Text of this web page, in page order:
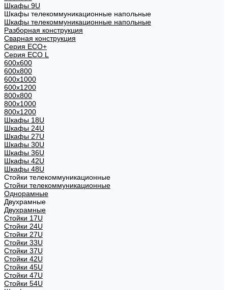
Шкафы 9U
Шкафы телекоммуникационные напольные
Шкафы телекоммуникационные напольные
Разборная конструкция
Сварная конструкция
Серия ECO+
Серия ECO L
600x600
600x800
600х1000
600х1200
800x800
800х1000
800х1200
Шкафы 18U
Шкафы 24U
Шкафы 27U
Шкафы 30U
Шкафы 36U
Шкафы 42U
Шкафы 48U
Стойки телекоммуникационные
Стойки телекоммуникационные
Однорамные
Двухрамные
Двухрамные
Стойки 17U
Стойки 24U
Стойки 27U
Стойки 33U
Стойки 37U
Стойки 42U
Стойки 45U
Стойки 47U
Стойки 54U